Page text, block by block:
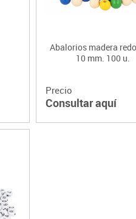
Abalorios madera
10 mm. 100 u.
Precio
Consultar aquí